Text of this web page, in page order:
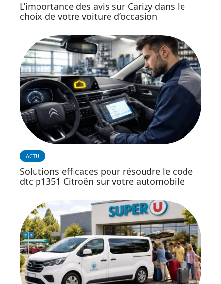
L’importance des avis sur Carizy dans le
choix de votre voiture d’occasion
ACTU
Solutions efficaces pour résoudre le code
dtc p1351 Citroën sur votre automobile